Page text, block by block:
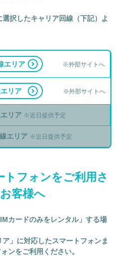
択したキャリア回線（下記）よ
エリア ※外部サイトへ
リア ※外部サイトへ
リア ※近日提供予定
エリア ※近日提供予定
トフォンをご利用さ
客様へ
カードのみをレンタル」する場
ア」に対応したスマートフォンま
ンをご利用ください。